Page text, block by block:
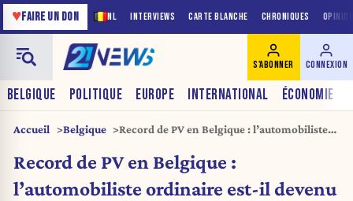
NL INTERVIEWS CARTE BLANCHE CHRONIQUES
♥FAIRE UN DON
BELGIQUE POLITIQUE EUROPE INTERNATIONAL ÉCONOMIE
S'ABONNER CONNEXION
Accueil Belgique
Record de PV en Belgique : l’automobiliste
Record de PV en Belgique :
l’automobiliste ordinaire est-il devenu